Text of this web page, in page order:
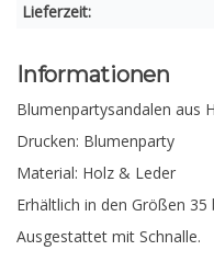
Lieferzeit:
Informationen
Blumenpartysandalen aus
Drucken: Blumenparty
Material: Holz & Leder
Erhältlich in den Größen 35
Ausgestattet mit Schnalle.